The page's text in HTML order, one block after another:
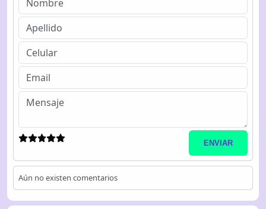
ENVIAR
Aún no existen comentarios